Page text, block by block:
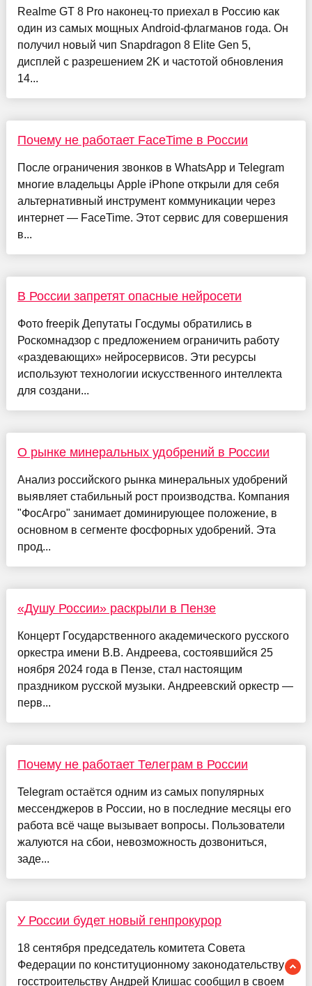
Realme GT 8 Pro наконец-то приехал в Россию как
один из самых мощных Android-флагманов года. Он
получил новый чип Snapdragon 8 Elite Gen 5,
дисплей с разрешением 2K и частотой обновления
14...
Почему не работает FaceTime в России
После ограничения звонков в WhatsApp и Telegram
многие владельцы Apple iPhone открыли для себя
альтернативный инструмент коммуникации через
интернет — FaceTime. Этот сервис для совершения
в...
В России запретят опасные нейросети
Фото freepik Депутаты Госдумы обратились в
Роскомнадзор с предложением ограничить работу
«раздевающих» нейросервисов. Эти ресурсы
используют технологии искусственного интеллекта
для создани...
О рынке минеральных удобрений в России
Анализ российского рынка минеральных удобрений
выявляет стабильный рост производства. Компания
"ФосАгро" занимает доминирующее положение, в
основном в сегменте фосфорных удобрений. Эта
прод...
«Душу России» раскрыли в Пензе
Концерт Государственного академического русского
оркестра имени В.В. Андреева, состоявшийся 25
ноября 2024 года в Пензе, стал настоящим
праздником русской музыки. Андреевский оркестр —
перв...
Почему не работает Телеграм в России
Telegram остаётся одним из самых популярных
мессенджеров в России, но в последние месяцы его
работа всё чаще вызывает вопросы. Пользователи
жалуются на сбои, невозможность дозвониться,
заде...
У России будет новый генпрокурор
18 сентября председатель комитета Совета
Федерации по конституционному законодательству и
госстроительству Андрей Клишас сообщил в своем